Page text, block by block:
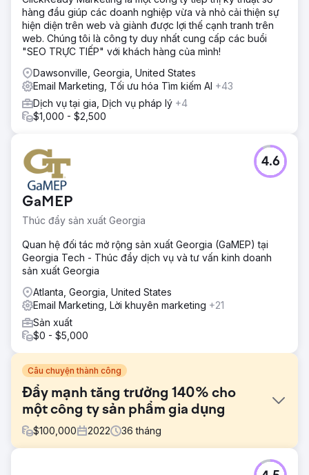
hàng đầu giúp các doanh nghiệp vừa và nhỏ cải thiện sự
hiện diện trên web và giành được lợi thế cạnh tranh trên
web. Chúng tôi là công ty duy nhất cung cấp các buổi
"SEO TRỰC TIẾP" với khách hàng của mình!
Dawsonville, Georgia, United States
Email Marketing, Tối ưu hóa Tìm kiếm AI +43
Dịch vụ tại gia, Dịch vụ pháp lý +4
$1,000 - $2,500
GaMEP
Thúc đẩy sản xuất Georgia
4.6
Quan hệ đối tác mở rộng sản xuất Georgia (GaMEP) tại
Georgia Tech - Thúc đẩy dịch vụ và tư vấn kinh doanh
sản xuất Georgia
Atlanta, Georgia, United States
Email Marketing, Lời khuyên marketing +21
Sản xuất
$0 - $5,000
Câu chuyện thành công
Đẩy mạnh tăng trưởng 140% cho
một công ty sản phẩm gia dụng
$100,000 2022 36 tháng